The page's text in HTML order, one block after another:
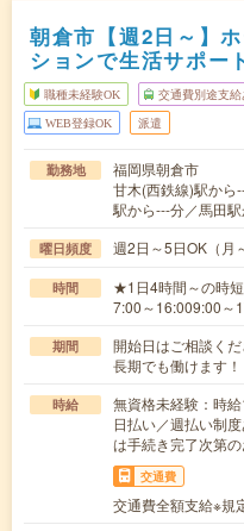
朝倉市【週2日～】
ションで生活サポー
職種未経験OK 交通費別途支給
WEB登録OK 派遣
勤務地
福岡県朝倉市
甘木(西鉄線)駅から
駅から---分／馬田
曜日頻度 週2日～5日OK（
時間
★1日4時間～の時
7:00～16:009:00～
期間
開始日はご相談く
長期でも働けます！
時給
無資格未経験：時
日払い／週払い制
は手続き完了次第の
交通費
交通費全額支給※規